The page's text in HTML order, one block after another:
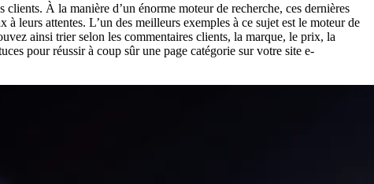
À la manière d’un énorme moteur de recherche, ces dernières
leurs attentes. L’un des meilleurs exemples à ce sujet est le moteur de
ainsi trier selon les commentaires clients, la marque, le prix, la
pour réussir à coup sûr une page catégorie sur votre site e-